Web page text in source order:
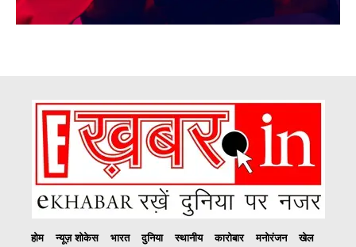
होम न्यूज़ शोकेस भारत दुनिया स्थानीय कारोबार मनोरंजन
खेल